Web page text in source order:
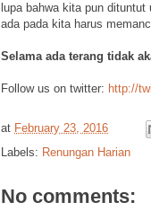
lupa bahwa kita pun
ada pada kita harus
Selama ada terang tidak
Follow us on twitter: http://
at February 23, 2016
Labels: Renungan Harian
No comments: